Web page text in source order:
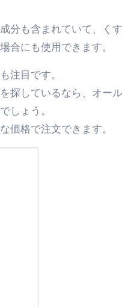
欺」に引っかからない
！入金前の売上をすぐに
資を受けるとリスクが高
が10％増量の「33000円」
稼ぐセルフバックの全
たビットコインに695万
主におすすめの資金調達4
分も含まれていて、く
合にも使用できます。
注目です。
探しているなら、オー
しょう。
価格で注文できます。